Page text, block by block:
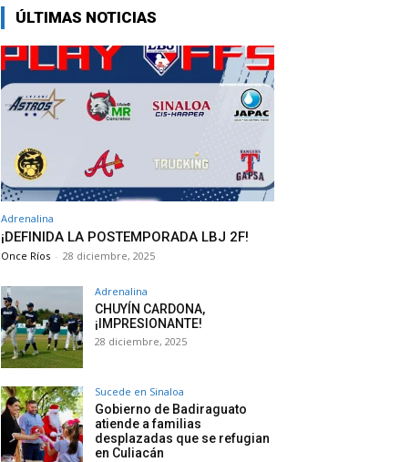
ÚLTIMAS NOTICIAS
Adrenalina
¡DEFINIDA LA POSTEMPORADA LBJ 2F!
Once Ríos - 28 diciembre, 2025
Adrenalina
CHUYÍN CARDONA,
¡IMPRESIONANTE!
28 diciembre, 2025
Sucede en Sinaloa
Gobierno de Badiraguato
atiende a familias
desplazadas que se refugian
en Culiacán